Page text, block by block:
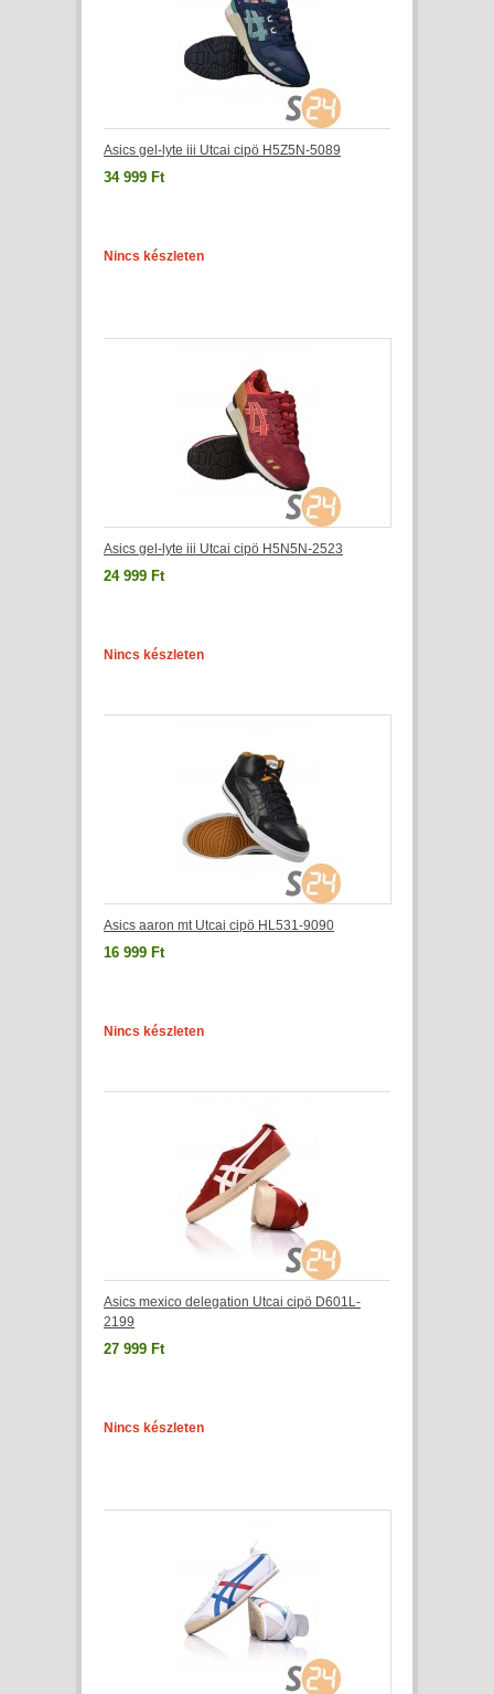
Asics gel-lyte iii Utcai cipö H5Z5N-5089
34 999 Ft
Nincs készleten
Asics gel-lyte iii Utcai cipö H5N5N-2523
24 999 Ft
Nincs készleten
Asics aaron mt Utcai cipö HL531-9090
16 999 Ft
Nincs készleten
Asics mexico delegation Utcai cipö D601L-
2199
27 999 Ft
Nincs készleten